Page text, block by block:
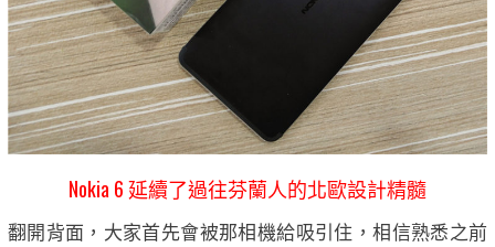
Nokia 6 延續了過往芬蘭人的北歐設計精髓
翻開背面，大家首先會被那相機給吸引住，相信熟悉之前